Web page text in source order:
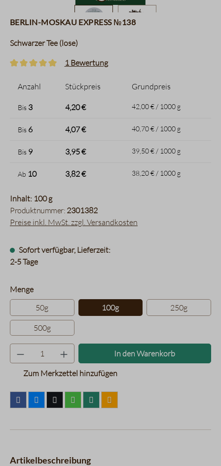
Berlin-Moskau Express №138
Schwarzer Tee (lose)
1 Bewertung
Anzahl Stückpreis Grundpreis
Bis 3 4,20 € 42,00 € / 1000 g
Bis 6 4,07 € 40,70 € / 1000 g
Bis 9 3,95 € 39,50 € / 1000 g
Ab 10 3,82 € 38,20 € / 1000 g
Inhalt: 100 g
Produktnummer: 2301382
Preise inkl. MwSt. zzgl. Versandkosten
Sofort verfügbar, Lieferzeit:
2-5 Tage
Mengeauswählen
50g
100g 250g
500g
Produkt Anzahl: Gib den
In den Warenkorb
Zum Merkzettel hinzufügen
Artikelbeschreibung